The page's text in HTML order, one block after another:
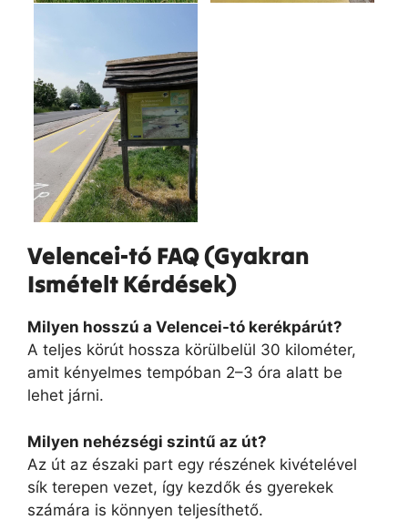
Velencei-tó FAQ (Gyakran
Ismételt Kérdések)
Milyen hosszú a Velencei-tó kerékpárút?
A teljes körút hossza körülbelül 30 kilométer,
amit kényelmes tempóban 2–3 óra alatt be
lehet járni.
Milyen nehézségi szintű az út?
Az út az északi part egy részének kivételével
sík terepen vezet, így kezdők és gyerekek
számára is könnyen teljesíthető.